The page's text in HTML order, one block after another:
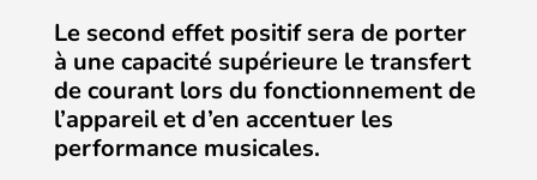
Le second effet positif sera de porter
à une capacité supérieure le transfert
de courant lors du fonctionnement de
l’appareil et d’en accentuer les
performance musicales.